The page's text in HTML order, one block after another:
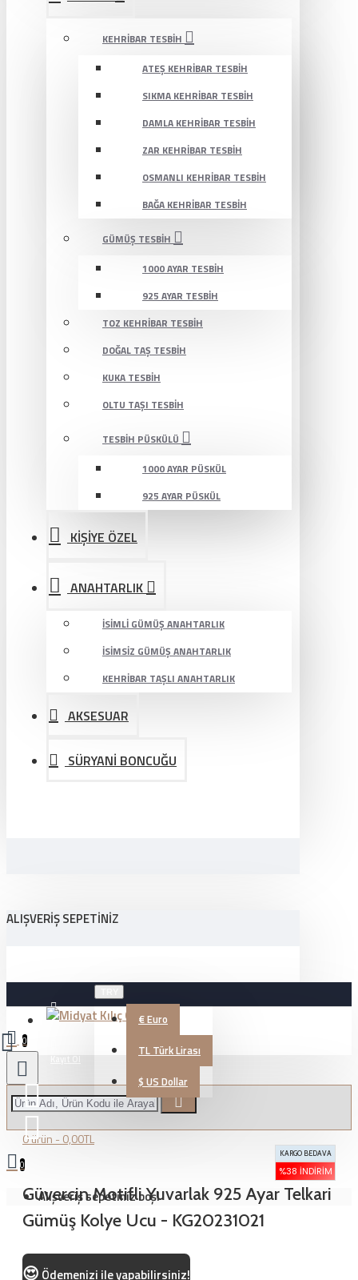
KEHRIBAR TESBIH
ATEŞ KEHRIBAR TESBIH
SIKMA KEHRIBAR TESBIH
DAMLA KEHRIBAR TESBIH
ZAR KEHRIBAR TESBIH
OSMANLI KEHRIBAR TESBIH
BAĞA KEHRIBAR TESBIH
GÜMÜŞ TESBIH
1000 AYAR TESBIH
925 AYAR TESBIH
TOZ KEHRIBAR TESBIH
DOĞAL TAŞ TESBIH
KUKA TESBIH
OLTU TAŞI TESBIH
TESBIH PÜSKÜLÜ
1000 AYAR PÜSKÜL
925 AYAR PÜSKÜL
KİŞİYE ÖZEL
ANAHTARLIK
İSIMLI GÜMÜŞ ANAHTARLIK
İSIMSIZ GÜMÜŞ ANAHTARLIK
KEHRIBAR TAŞLI ANAHTARLIK
AKSESUAR
SÜRYANİ BONCUĞU
ALIŞVERIŞ SEPETINIZ
Üye Girişi €Euro
TL Türk Lirası
$ US Dollar
0
0 ürün - 0,00TL
0
Alışveriş sepetiniz boş!
KARGO BEDAVA
%38 İNDIRIM
Güvercin Motifli Yuvarlak 925 Ayar Telkari
Gümüş Kolye Ucu - KG20231021
😍 Ödemenizi ile yapabilirsiniz!